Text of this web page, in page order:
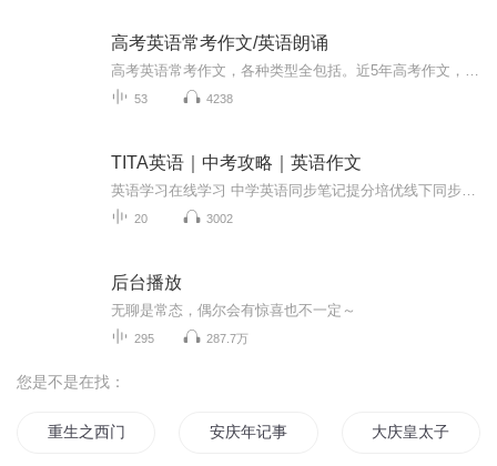
高考英语常考作文/英语朗诵
53 4238
TITA英语｜中考攻略｜英语作文
20 3002
后台播放
无聊是常态，偶尔会有惊喜也不一定～
295 287.7万
您是不是在找：
重生之西门庆 安庆年记事 大庆皇太子